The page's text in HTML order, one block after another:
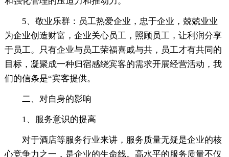
5、敬业乐群：员工热爱企业，忠于企业，兢兢业业
为企业创造财富，企业关心员工，照顾员工，让利润分享
于员工。只有企业与员工荣福喜戚与共，员工才有共同的
目标，凝聚成一种归宿感绕宾客的需求开展经营活动，我
们的信条是“宾客提供。
二、对自身的影响
1、服务意识的提高
对于酒店等服务行业来讲，服务质量无疑是企业的核
心竞争力之一，是企业的生命线。高水平的服务质量不仅